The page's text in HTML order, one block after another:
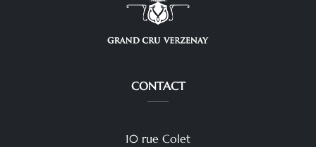
CONTACT
10 rue Colet